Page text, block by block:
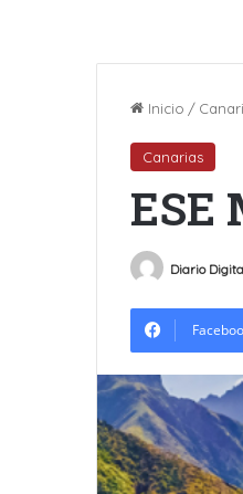
Inicio /
Canarias
ESE
Diario